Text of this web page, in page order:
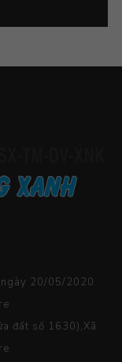
20/05/2020
đất số 1630),Xã